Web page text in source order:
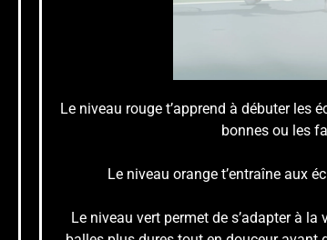
Le niveau rouge t’apprend à débuter les
bonnes ou les
Le niveau orange t’entraîne aux
Le niveau vert permet de s’adapter à